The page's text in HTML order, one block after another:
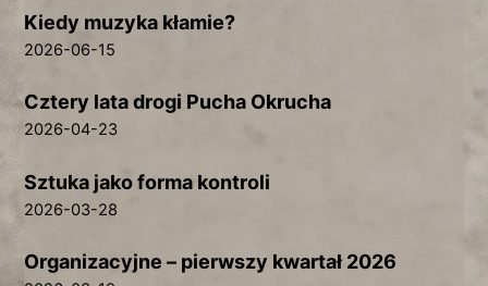
Kiedy muzyka kłamie?
2026-06-15
Cztery lata drogi Pucha Okrucha
2026-04-23
Sztuka jako forma kontroli
2026-03-28
Organizacyjne – pierwszy kwartał 2026